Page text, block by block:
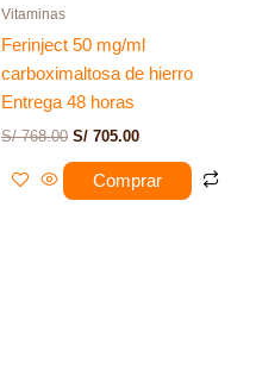
Vitaminas
Ferinject 50 mg/ml
carboximaltosa de hierro
Entrega 48 horas
S/768.00 S/ 705.00
Comprar